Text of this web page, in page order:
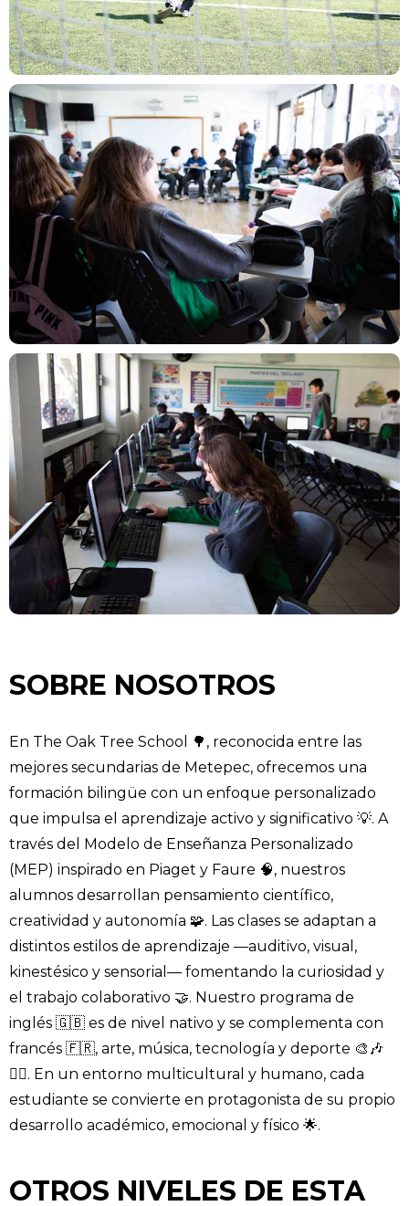
SOBRE NOSOTROS
En The Oak Tree School 🌳, reconocida entre las
mejores secundarias de Metepec, ofrecemos una
formación bilingüe con un enfoque personalizado
que impulsa el aprendizaje activo y significativo 💡. A
través del Modelo de Enseñanza Personalizado
(MEP) inspirado en Piaget y Faure 🧠, nuestros
alumnos desarrollan pensamiento científico,
creatividad y autonomía 🧩. Las clases se adaptan a
distintos estilos de aprendizaje —auditivo, visual,
kinestésico y sensorial— fomentando la curiosidad y
el trabajo colaborativo 🤝. Nuestro programa de
inglés 🇬🇧 es de nivel nativo y se complementa con
francés 🇫🇷, arte, música, tecnología y deporte 🎨🎶
🤸‍♀️. En un entorno multicultural y humano, cada
estudiante se convierte en protagonista de su propio
desarrollo académico, emocional y físico 🌟.
OTROS NIVELES DE ESTA